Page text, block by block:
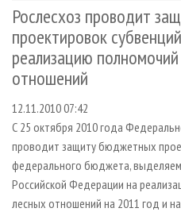
ЛЕСОПИЛЕНИЕ
ДЕРЕВООБРАБОТКА
СУШКА ДРЕВЕСИНЫ
ПРОИЗВОДСТВО
ДЕРЕВЯННОЕ
ПРОИЗВОДСТВО МЕБЕЛИ
БИОЭНЕРГЕТИКА
НОВОСТИ ЖУРНАЛА
НОВОСТИ КОМПАНИЙ
ПРЕДПРИЯТИЯ ЛПК
ЛЕСНЫЕ РЕГИОНЫ РОССИИ
ПЕРСОНЫ
МОБИЛЬНЫЕ ВЫСТАВКИ
ОФИЦИАЛЬНЫЕ ДЕЛЕГАЦИИ
ПРИОРИТЕТНЫЕ
RUSSIAN FORESTRY REVIEW
ГАЗЕТА ЛЕСПРОМФОРУМ
АРХИВ ЖУРНАЛОВ
СТАТЬИ
О ЖУРНАЛЕ
ПОДПИСКА
КОНТАКТЫ
РЕКЛАМОДАТЕЛЯМ
РЕКЛАМА
Рослесхоз проводит
проектировок
реализацию
отношений
12.11.2010 07:42
С 25 октября 2010 года
проводит защиту бюджетных
федерального бюджета,
Российской Федерации на
лесных отношений на 2011 год и